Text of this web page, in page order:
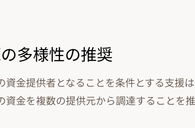
多様性の推奨
資金提供者となることを条件とする支援
資金を複数の提供元から調達することを推